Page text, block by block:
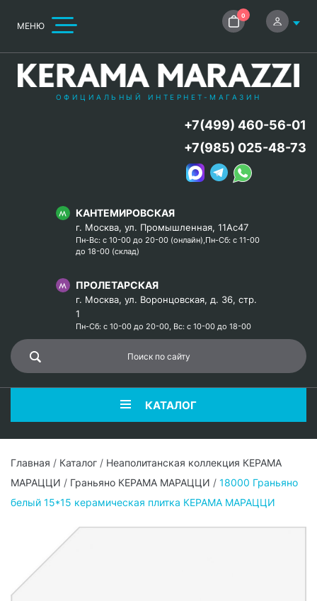
МЕНЮ
0
ОФИЦИАЛЬНЫЙ ИНТЕРНЕТ-МАГАЗИН
КАНТЕМИРОВСКАЯ
г. Москва, ул. Промышленная, 11Ас47
Пн-Вс: с 10-00 до 20-00 (онлайн),Пн-Сб: с 11-00
до 18-00 (склад)
ПРОЛЕТАРСКАЯ
г. Москва, ул. Воронцовская, д. 36, стр.
1
Пн-Сб: с 10-00 до 20-00, Вс: с 10-00 до 18-00
+7(499) 460-56-01
+7(985) 025-48-73
КАТАЛОГ
Главная / Каталог / Неаполитанская коллекция КЕРАМА
МАРАЦЦИ / Граньяно КЕРАМА МАРАЦЦИ / 18000 Граньяно
белый 15*15 керамическая плитка КЕРАМА МАРАЦЦИ